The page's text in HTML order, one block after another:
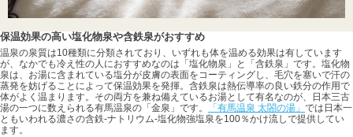
保温効果の高い塩化物泉や含鉄泉がおすすめ
温泉の泉質は10種類に分類されており、いずれも体を温める効果は有しています
が、なかでも冷え性の人におすすめなのは「塩化物泉」と「含鉄泉」です。塩化物
泉は、お湯に含まれている塩分が皮膚の表面をコーティングし、毛穴を塞いで汗の
蒸発を妨げることによって保温効果を発揮。含鉄泉は熱伝導率の良い鉄分の作用で
体がよく温まります。その両方を兼ね備えているお湯として有名なのが、日本三古
湯の一つに数えられる有馬温泉の「金泉」です。
「有馬温泉 太閤の湯」 では日本一
ともいわれる濃さの含鉄-ナトリウム-塩化物強塩泉を100％かけ流しで提供してい
ます。